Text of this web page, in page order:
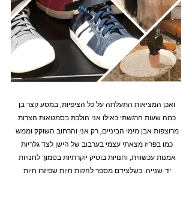
ואכן המציאות התעלתה על כל הציפיות, במסע קצר בן
כמה שעות הרגשתי כאילו אני הולכת בסמטאות הצרות
מרוצפות אבן מימי הביניים, רק אני והרחוב השוקק וממש
כמו בפריז מצאתי עצמי בערבוב של הישן לצד גלריות
אמנות עכשווית, וחנויות בוטיק יוקרתיות בסמוך לחנויות
יד-שנייה, כשלצידם מספר להקות חיות שפיזרו חיות